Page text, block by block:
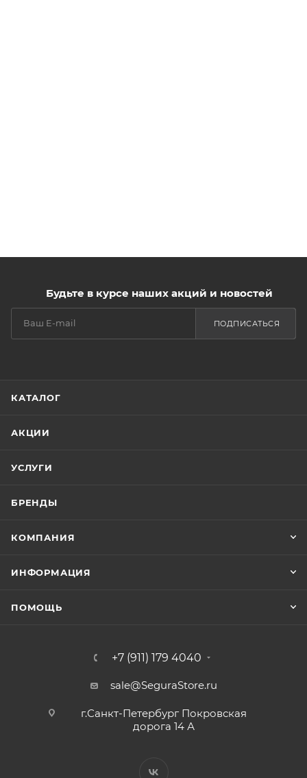
Будьте в курсе наших акций и новостей
ПОДПИСАТЬСЯ
КАТАЛОГ
АКЦИИ
УСЛУГИ
БРЕНДЫ
КОМПАНИЯ
ИНФОРМАЦИЯ
ПОМОЩЬ
+7 (911) 179 4040
sale@SeguraStore.ru
г.Санкт-Петербург Покровская
дорога 14 А